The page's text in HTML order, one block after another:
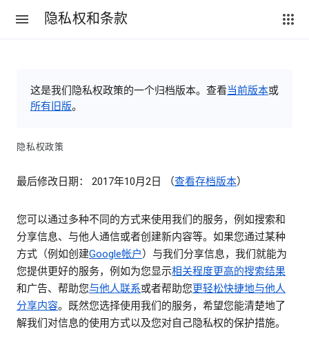
隐私权和条款
这是我们隐私权政策的一个归档版本。查看当前版本或
所有旧版。
隐私权政策
最后修改日期： 2017年10月2日 （查看存档版本）
您可以通过多种不同的方式来使用我们的服务，例如搜索和
分享信息、与他人通信或者创建新内容等。如果您通过某种
方式（例如创建Google帐户）与我们分享信息，我们就能为
您提供更好的服务，例如为您显示相关程度更高的搜索结果
和广告、帮助您与他人联系或者帮助您更轻松快捷地与他人
分享内容。既然您选择使用我们的服务，希望您能清楚地了
解我们对信息的使用方式以及您对自己隐私权的保护措施。